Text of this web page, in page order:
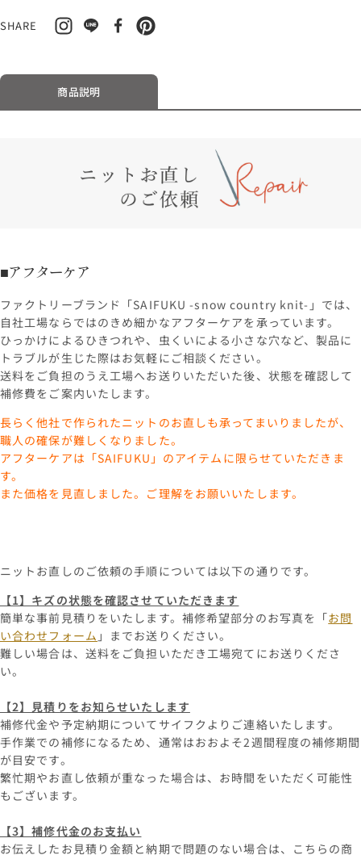
SHARE
商品説明
■アフターケア
ファクトリーブランド「SAIFUKU -snow country knit-」では、
自社工場ならではのきめ細かなアフターケアを承っています。
ひっかけによるひきつれや、虫くいによる小さな穴など、製品に
トラブルが生じた際はお気軽にご相談ください。
送料をご負担のうえ工場へお送りいただいた後、状態を確認して
補修費をご案内いたします。
長らく他社で作られたニットのお直しも承ってまいりましたが、
職人の確保が難しくなりました。
アフターケアは「SAIFUKU」のアイテムに限らせていただきま
す。
また価格を見直しました。ご理解をお願いいたします。
ニットお直しのご依頼の手順については以下の通りです。
【1】キズの状態を確認させていただきます
簡単な事前見積りをいたします。補修希望部分のお写真を「お問
い合わせフォーム 」までお送りください。
難しい場合は、送料をご負担いただき工場宛てにお送りくださ
い。
【2】見積りをお知らせいたします
補修代金や予定納期についてサイフクよりご連絡いたします。
手作業での補修になるため、通常はおおよそ2週間程度の補修期間
が目安です。
繁忙期やお直し依頼が重なった場合は、お時間をいただく可能性
もございます。
【3】補修代金のお支払い
お伝えしたお見積り金額と納期で問題のない場合は、こちらの商